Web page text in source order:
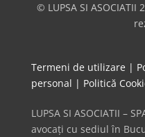
© LUPSA SI
Termeni de utilizare |
personal | Politică
LUPSA SI ASOCIATII –
avocați cu sediul în